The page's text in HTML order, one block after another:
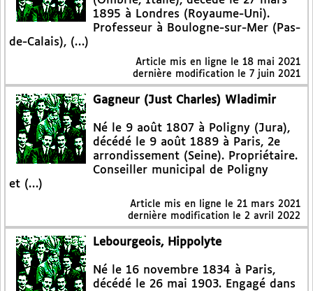
1895 à Londres (Royaume-Uni).
Professeur à Boulogne-sur-Mer (Pas-
de-Calais), (…)
Article mis en ligne le 18 mai 2021
dernière modification le 7 juin 2021
Gagneur (Just Charles) Wladimir
Né le 9 août 1807 à Poligny (Jura),
décédé le 9 août 1889 à Paris, 2e
arrondissement (Seine). Propriétaire.
Conseiller municipal de Poligny
et (…)
Article mis en ligne le 21 mars 2021
dernière modification le 2 avril 2022
Lebourgeois, Hippolyte
Né le 16 novembre 1834 à Paris,
décédé le 26 mai 1903. Engagé dans